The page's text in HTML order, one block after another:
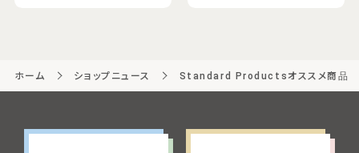
ホーム ショップニュース Standard Productsオススメ商品